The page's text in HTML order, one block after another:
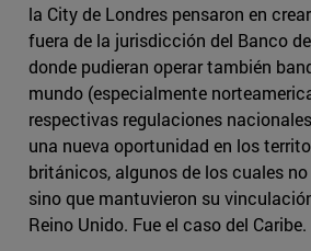
la City de Londres pensaron en
fuera de la jurisdicción del Banco
donde pudieran operar también
mundo (especialmente
respectivas regulaciones
una nueva oportunidad en los
británicos, algunos de los cuales
sino que mantuvieron su
Reino Unido. Fue el caso del Caribe.